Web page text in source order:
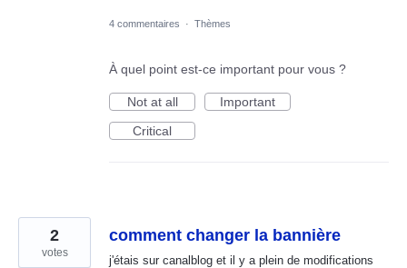
4 commentaires · Thèmes
À quel point est-ce important pour vous ?
Not at all
Important
Critical
comment changer la bannière
j'étais sur canalblog et il y a plein de modifications
2
votes